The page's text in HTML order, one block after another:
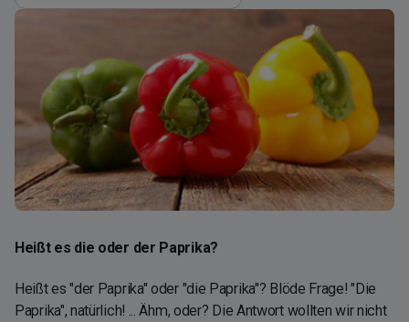
Heißt es die oder der Paprika?
Heißt es "der Paprika" oder "die Paprika"? Blöde Frage! "Die
Paprika", natürlich! ... Ähm, oder? Die Antwort wollten wir nicht